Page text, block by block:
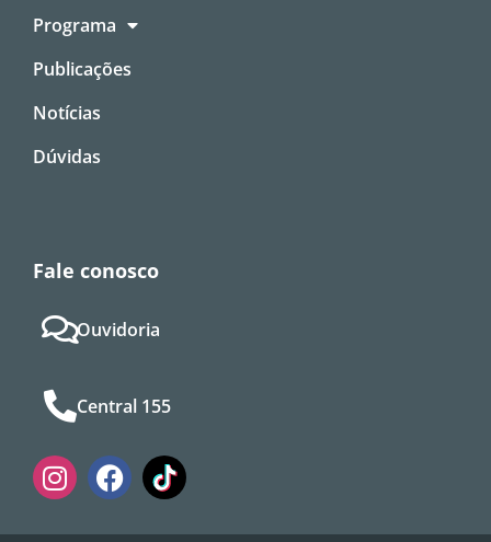
Programa
Publicações
Notícias
Dúvidas
Fale conosco
Ouvidoria
Central 155